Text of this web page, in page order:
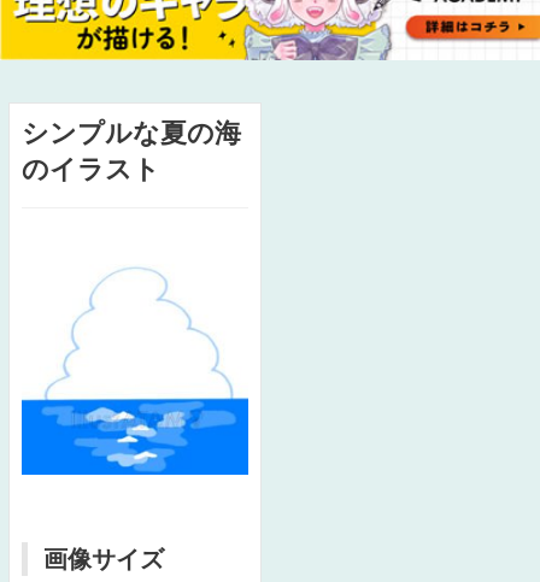
シンプルな夏の海
のイラスト
画像サイズ